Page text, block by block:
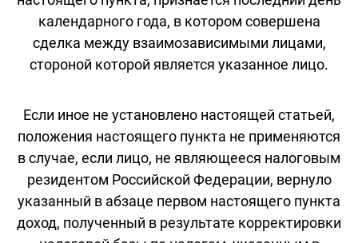
календарного года, в котором совершена
сделка между взаимозависимыми лицами,
стороной которой является указанное лицо.
Если иное не установлено настоящей статьей,
положения настоящего пункта не применяются
в случае, если лицо, не являющееся налоговым
резидентом Российской Федерации, вернуло
указанный в абзаце первом настоящего пункта
доход, полученный в результате корректировки